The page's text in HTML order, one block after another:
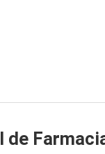
de